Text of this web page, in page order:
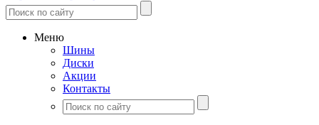
Меню
Шины
Диски
Акции
Контакты